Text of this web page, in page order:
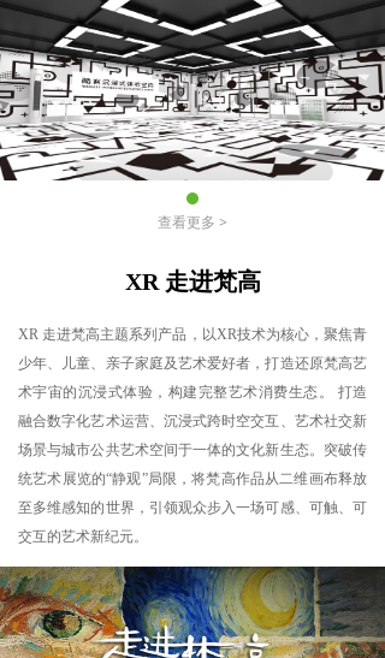
XR 走进梵高
XR 走进梵高主题系列产品，以XR技术为核心，聚焦青
少年、儿童、亲子家庭及艺术爱好者，打造还原梵高艺
术宇宙的沉浸式体验，构建完整艺术消费生态。​ 打造
融合数字化艺术运营、沉浸式跨时空交互、艺术社交新
场景与城市公共艺术空间于一体的文化新生态。突破传
统艺术展览的“静观”局限，将梵高作品从二维画布释放
至多维感知的世界，引领观众步入一场可感、可触、可
交互的艺术新纪元。
查看更多 >